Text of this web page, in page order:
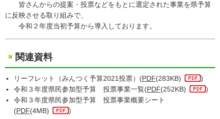
皆さんからの提案・投票などをもとに選定された事業を県予算
に反映させる取り組みで、
令和２年度当初予算から導入しております。
関連資料
リーフレット（みんつく予算2021投票）(PDF(283KB)
)
令和３年度県民参加型予算 投票事業一覧(PDF(252KB)
)
令和３年度県民参加型予算 投票事業概要シート
(PDF(4MB) )